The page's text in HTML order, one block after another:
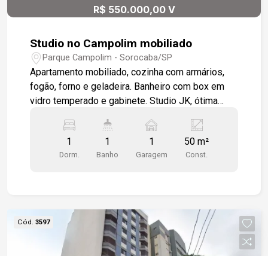
R$ 550.000,00 V
Studio no Campolim mobiliado
Parque Campolim - Sorocaba/SP
Apartamento mobiliado, cozinha com armários,
fogão, forno e geladeira. Banheiro com box em
vidro temperado e gabinete. Studio JK, ótima
ao Shopping Iguatemi e Rod. Raposo Tavares.
Prédio com piscina semi olímpica, espaço
fitness, salão de jogos, quadra de squash, sky
1
Dorm.
1
Banho
1
Garagem
50 m²
Const.
Cód. 3597